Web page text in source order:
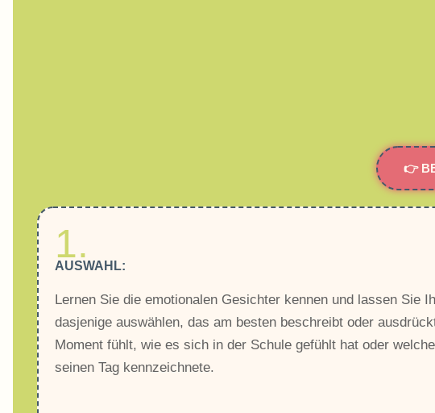
👉
1.
AUSWAHL:
Lernen Sie die emotionalen Gesichter kennen und lassen Sie
dasjenige auswählen, das am besten beschreibt oder
Moment fühlt, wie es sich in der Schule gefühlt hat oder
seinen Tag kennzeichnete.